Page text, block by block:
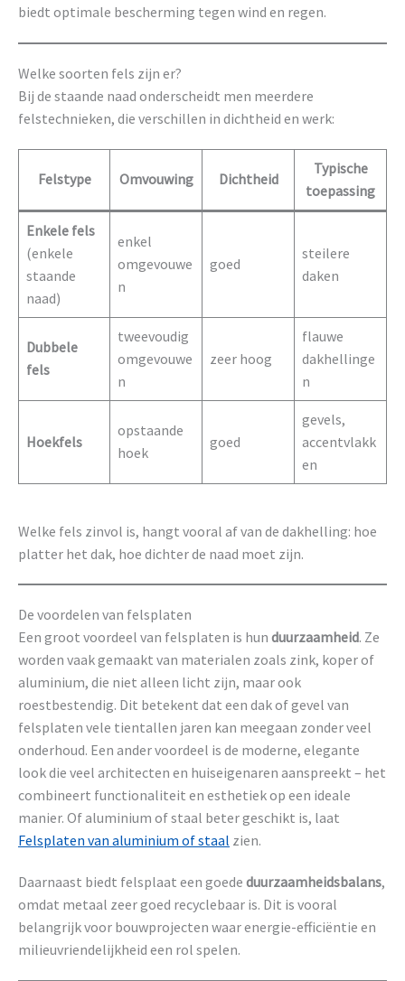
biedt optimale bescherming tegen wind en regen.
Welke soorten fels zijn er?
Bij de staande naad onderscheidt men meerdere
felstechnieken, die verschillen in dichtheid en werk:
Felstype Omvouwing Dichtheid
Typische
toepassing
Enkele fels
(enkele
staande
naad)
enkel
omgevouwe
n
goed
steilere
daken
Dubbele
fels
tweevoudig
omgevouwe
n
zeer hoog
flauwe
dakhellinge
n
Hoekfels
opstaande
hoek
goed
gevels,
accentvlakk
en
Welke fels zinvol is, hangt vooral af van de dakhelling: hoe
platter het dak, hoe dichter de naad moet zijn.
De voordelen van felsplaten
Een groot voordeel van felsplaten is hun duurzaamheid. Ze
worden vaak gemaakt van materialen zoals zink, koper of
aluminium, die niet alleen licht zijn, maar ook
roestbestendig. Dit betekent dat een dak of gevel van
felsplaten vele tientallen jaren kan meegaan zonder veel
onderhoud. Een ander voordeel is de moderne, elegante
look die veel architecten en huiseigenaren aanspreekt – het
combineert functionaliteit en esthetiek op een ideale
manier. Of aluminium of staal beter geschikt is, laat
Felsplaten van aluminium of staal zien.
Daarnaast biedt felsplaat een goede duurzaamheidsbalans,
omdat metaal zeer goed recyclebaar is. Dit is vooral
belangrijk voor bouwprojecten waar energie-efficiëntie en
milieuvriendelijkheid een rol spelen.